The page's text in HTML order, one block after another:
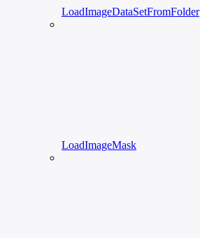
LoadImageDataSetFromFolder
LoadImageMask